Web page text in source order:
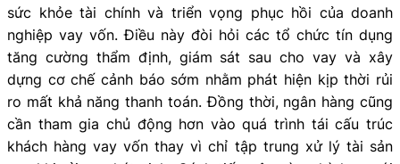
sức khỏe tài chính và triển vọng phục hồi của doanh
nghiệp vay vốn. Điều này đòi hỏi các tổ chức tín dụng
tăng cường thẩm định, giám sát sau cho vay và xây
dựng cơ chế cảnh báo sớm nhằm phát hiện kịp thời rủi
ro mất khả năng thanh toán. Đồng thời, ngân hàng cũng
cần tham gia chủ động hơn vào quá trình tái cấu trúc
khách hàng vay vốn thay vì chỉ tập trung xử lý tài sản